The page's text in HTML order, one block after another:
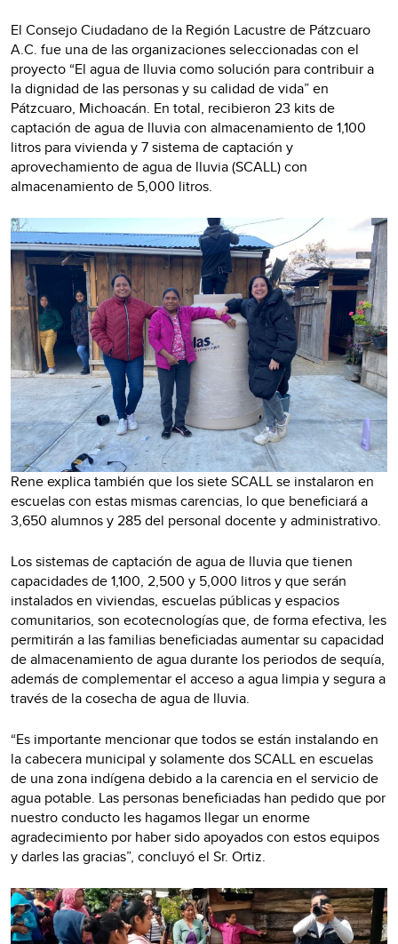
El Consejo Ciudadano de la Región Lacustre de Pátzcuaro
A.C. fue una de las organizaciones seleccionadas con el
proyecto “El agua de lluvia como solución para contribuir a
la dignidad de las personas y su calidad de vida” en
Pátzcuaro, Michoacán. En total, recibieron 23 kits de
captación de agua de lluvia con almacenamiento de 1,100
litros para vivienda y 7 sistema de captación y
aprovechamiento de agua de lluvia (SCALL) con
almacenamiento de 5,000 litros.
"Estos sistemas ya están siendo
instalados en casas que tienen un
en otros casos, casas que carecen
del servicio, lo que beneficia a 150
personas"
Rene Ortiz Rosillo, presidente del Consejo
Ciudadano de la Región Lacustre de Pátzcuaro A.C.
Rene explica también que los siete SCALL se instalaron en
escuelas con estas mismas carencias, lo que beneficiará a
3,650 alumnos y 285 del personal docente y administrativo.
Los sistemas de captación de agua de lluvia que tienen
capacidades de 1,100, 2,500 y 5,000 litros y que serán
instalados en viviendas, escuelas públicas y espacios
comunitarios, son ecotecnologías que, de forma efectiva, les
permitirán a las familias beneficiadas aumentar su capacidad
de almacenamiento de agua durante los periodos de sequía,
además de complementar el acceso a agua limpia y segura a
través de la cosecha de agua de lluvia.
“Es importante mencionar que todos se están instalando en
la cabecera municipal y solamente dos SCALL en escuelas
de una zona indígena debido a la carencia en el servicio de
agua potable. Las personas beneficiadas han pedido que por
nuestro conducto les hagamos llegar un enorme
agradecimiento por haber sido apoyados con estos equipos
y darles las gracias”, concluyó el Sr. Ortiz.